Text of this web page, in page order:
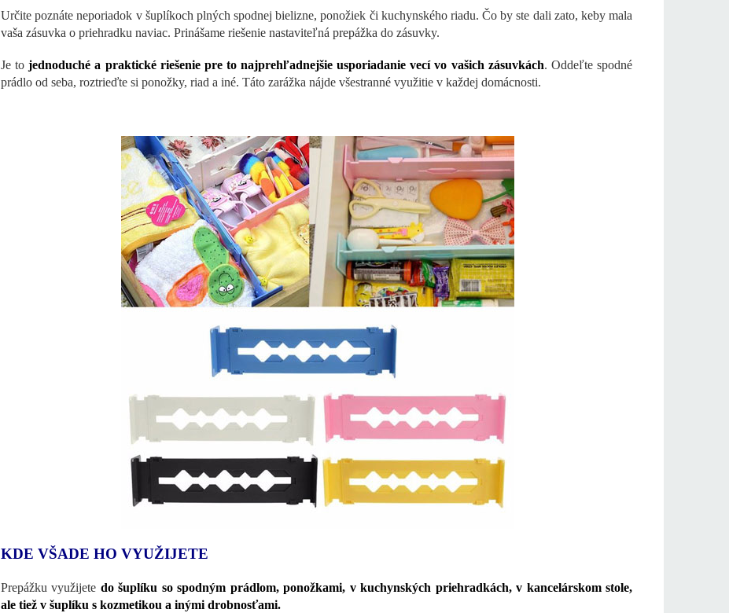
Určite poznáte neporiadok v šuplíkoch plných spodnej bielizne, ponožiek či kuchynského riadu. Čo by ste dali zato, keby mala
vaša zásuvka o priehradku naviac. Prinášame riešenie nastaviteľná prepážka do zásuvky.
Je tojednoduché a praktické riešenie pre to najprehľadnejšie usporiadanie vecí vo vašich zásuvkách. Oddeľte spodné
prádlo od seba, roztrieďte si ponožky, riad a iné. Táto zarážka nájde všestranné využitie v každej domácnosti.
KDE VŠADE HO VYUŽIJETE
Prepážku využijete do šuplíku so spodným prádlom, ponožkami, v kuchynských priehradkách, v kancelárskom stole,
ale tiež v šuplíku s kozmetikou a inými drobnosťami.